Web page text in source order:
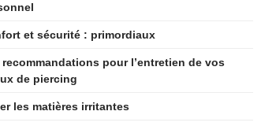
et sécurité : primordiaux
recommandations pour l’entretien de vos
de piercing
les matières irritantes